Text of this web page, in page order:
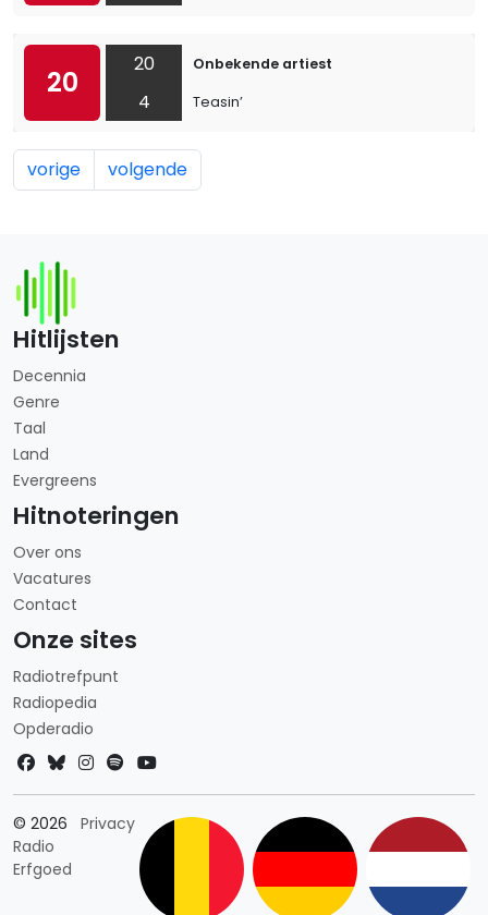
20
20
4
Onbekende artiest
Teasin’
vorige volgende
Hitlijsten
Decennia
Genre
Taal
Land
Evergreens
Hitnoteringen
Over ons
Vacatures
Contact
Onze sites
Radiotrefpunt
Radiopedia
Opderadio
© 2026
Radio
Erfgoed
PrivacyLandkeuze